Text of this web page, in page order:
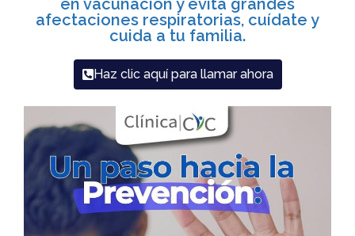
afectaciones respiratorias, cuídate y
cuida a tu familia.
Haz clic aquí para llamar ahora